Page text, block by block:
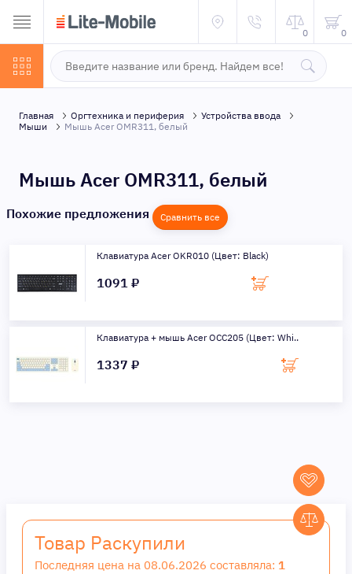
0 0
Главная Оргтехника и периферия
Устройства ввода
Мыши
Мышь Acer OMR311, белый
Мышь Acer OMR311, белый
Похожие предложения Сравнить все
Клавиатура Acer OKR010 (Цвет: Black)
1091 ₽
Клавиатура + мышь Acer OCC205 (Цвет: Whi..
1337 ₽
Товар Раскупили
Последняя цена на 08.06.2026 составляла: 1